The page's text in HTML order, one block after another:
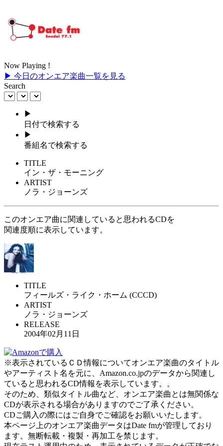
Now Playing !
▶ 今日のオンエア楽曲一覧を見る
Search
▶
日付で検索する
▶
番組名で検索する
TITLE
イン・ザ・モーニング
ARTIST
ノラ・ジョーンズ
このオンエア曲に関連していると思われるCDを
関連度順に表示しています。
TITLE
フィールズ・ライク・ホーム (CCCD)
ARTIST
ノラ・ジョーンズ
RELEASE
2004年02月11日
※表示されているＣＤ情報についてオンエア楽曲のタイトル
やアーティスト名を元に、Amazon.co.jpのデータから関連し
ていると思われるCD情報を表示しています。。
そのため、類似タイトル曲など、オンエア楽曲とは無関係な
CDが表示される場合がありますのでご了承ください。
CDご購入の際にはご自身でご確認をお願いいたします。
本ページ上のオンエア楽曲データはDate fmが管理しており
ます。無断転載・複製・再加工を禁じます。